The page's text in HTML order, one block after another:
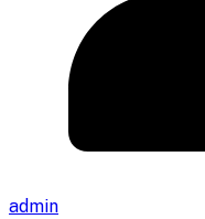
admin